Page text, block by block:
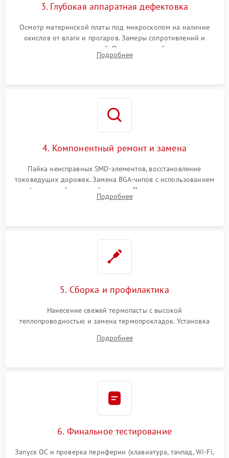
3. Глубокая аппаратная дефектовка
Осмотр материнской платы под микроскопом на наличие
окислов от влаги и прогаров. Замеры сопротивлений и
дежурных напряжений. Проверка цепей питания,
мультиконтроллера, процессора и видеочипа.
Подробнее
4. Компонентный ремонт и замена
Пайка неисправных SMD-элементов, восстановление
токоведущих дорожек. Замена BGA-чипов с использованием
инфракрасной паяльной станции. Прошивка микросхемы
BIOS или замена поврежденных портов USB
Подробнее
5. Сборка и профилактика
Нанесение свежей термопасты с высокой
теплопроводностью и замена термопрокладок. Установка
шлейфов, модулей памяти и накопителей. Предварительная
Подробнее
6. Финальное тестирование
Запуск ОС и проверка периферии (клавиатура, тачпад, Wi-Fi,